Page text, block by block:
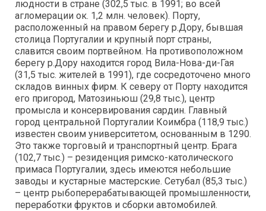
людности в стране (302,5 тыс. в 1991; во всей
агломерации ок. 1,2 млн. человек). Порту,
расположенный на правом берегу р.Дору, бывшая
столица Португалии и крупный порт страны,
славится своим портвейном. На противоположном
берегу р.Дору находится город Вила-Нова-ди-Гая
(31,5 тыс. жителей в 1991), где сосредоточено много
складов винных фирм. К северу от Порту находится
его пригород, Матозиньюш (29,8 тыс.), центр
промысла и консервирования сардин. Главный
город центральной Португалии Коимбра (118,9 тыс.)
известен своим университетом, основанным в 1290.
Это также торговый и транспортный центр. Брага
(102,7 тыс.) – резиденция римско-католического
примаса Португалии, здесь имеются небольшие
заводы и кустарные мастерские. Сетубал (85,3 тыс.)
– центр рыбоперерабатывающей промышленности,
переработки фруктов и сборки автомобилей.